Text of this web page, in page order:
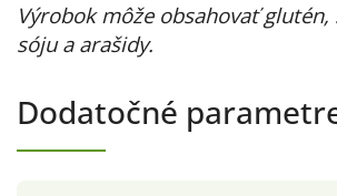
Výrobok môže obsahovať glutén,
sóju a arašidy.
Dodatočné